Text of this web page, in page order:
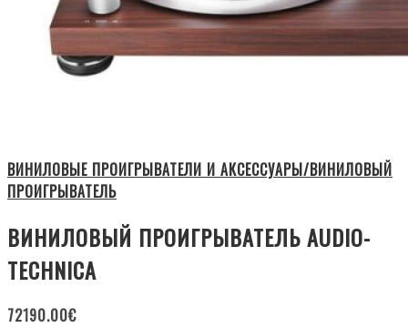
ВИНИЛОВЫЕ ПРОИГРЫВАТЕЛИ И АКСЕССУАРЫ/ВИНИЛОВЫЙ
ПРОИГРЫВАТЕЛЬ
ВИНИЛОВЫЙ ПРОИГРЫВАТЕЛЬ AUDIO-
TECHNICA
72190.00€